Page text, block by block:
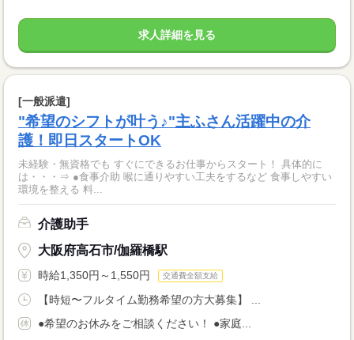
求人詳細を見る
[一般派遣]
"希望のシフトが叶う♪"主ふさん活躍中の介
護！即日スタートOK
未経験・無資格でも すぐにできるお仕事からスタート！ 具体的に
は・・・⇒ ●食事介助 喉に通りやすい工夫をするなど 食事しやすい
環境を整える 料...
介護助手
大阪府高石市/伽羅橋駅
時給1,350円～1,550円 交通費全額支給
【時短〜フルタイム勤務希望の方大募集】 ...
●希望のお休みをご相談ください！ ●家庭...